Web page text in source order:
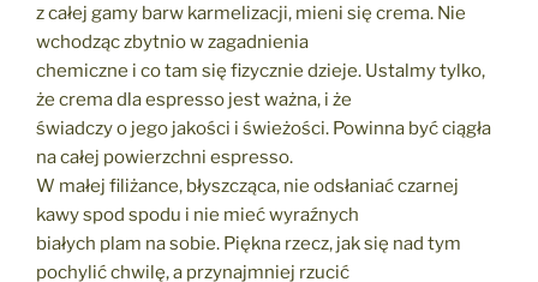
z całej gamy barw karmelizacji, mieni się crema. Nie
wchodząc zbytnio w zagadnienia
chemiczne i co tam się fizycznie dzieje. Ustalmy tylko,
że crema dla espresso jest ważna, i że
świadczy o jego jakości i świeżości. Powinna być ciągła
na całej powierzchni espresso.
W małej filiżance, błyszcząca, nie odsłaniać czarnej
kawy spod spodu i nie mieć wyraźnych
białych plam na sobie. Piękna rzecz, jak się nad tym
pochylić chwilę, a przynajmniej rzucić